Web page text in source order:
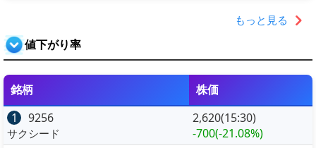
もっと見る
値下がり率
銘柄
株価
1
9256
サクシード
2,620(15:30)
-700(-21.08%)